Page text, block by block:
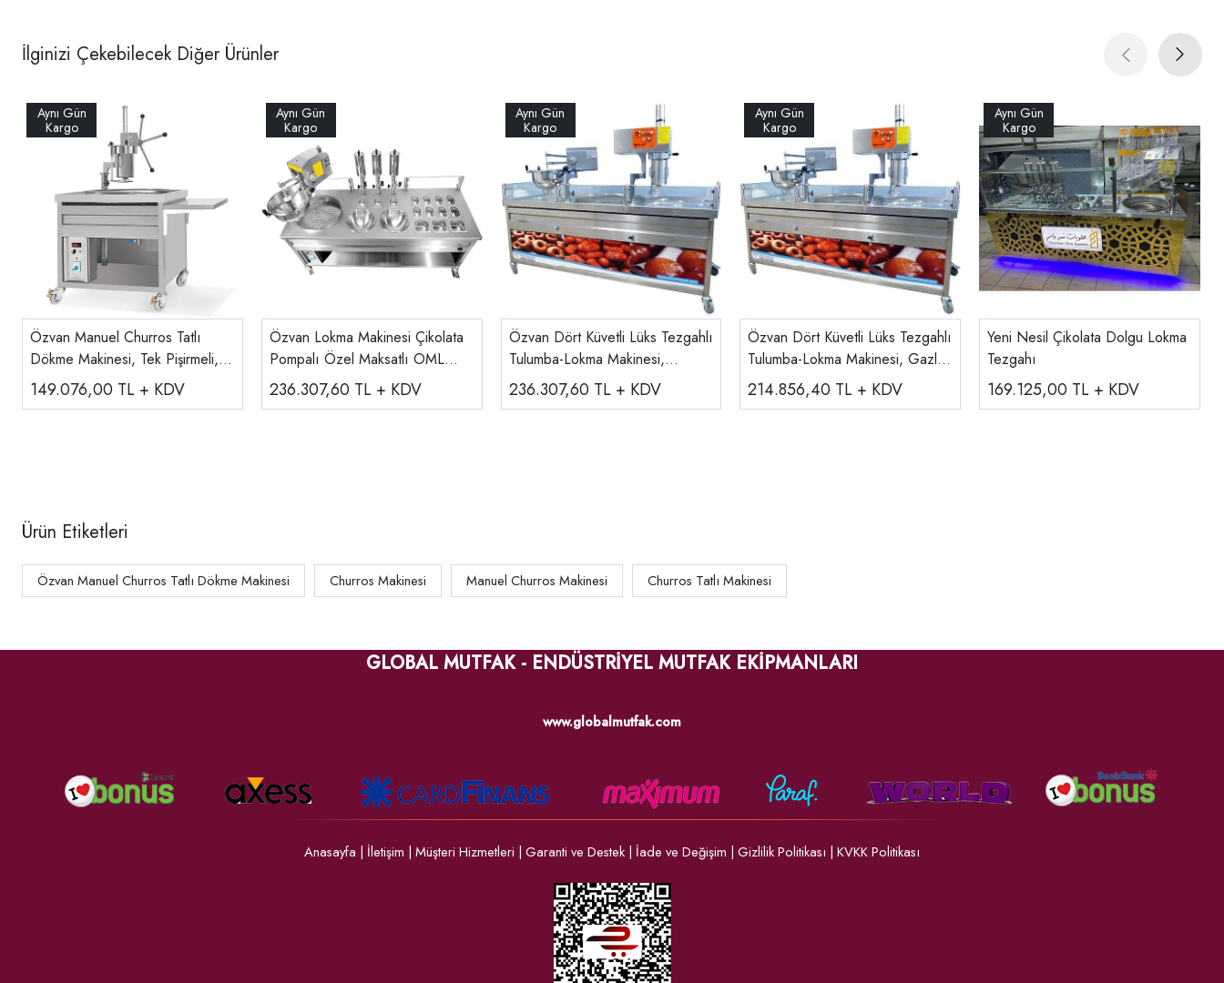
İlginizi Çekebilecek Diğer Ürünler
Özvan Manuel Churros Tatlı
Dökme Makinesi, Tek Pişirmeli,
MCM-20
149.076,00 TL + KDV
Özvan Lokma Makinesi Çikolata
Pompalı Özel Maksatlı OML
200
236.307,60 TL + KDV
Özvan Dört Küvetli Lüks Tezgahlı
Tulumba-Lokma Makinesi,
Elektrikli, TLM 20-12E
236.307,60 TL + KDV
Özvan Dört Küvetli Lüks Tezgahlı
Tulumba-Lokma Makinesi, Gazlı,
TLM 20-12G
214.856,40 TL + KDV
Yeni Nesil Çikolata Dolgu Lokma
Tezgahı
169.125,00 TL + KDV
Ürün Etiketleri
Özvan Manuel Churros Tatlı Dökme Makinesi Churros Makinesi Manuel Churros Makinesi Churros Tatlı Makinesi
GLOBAL MUTFAK - ENDÜSTRİYEL MUTFAK EKİPMANLARI
www.globalmutfak.com
Anasayfa | İletişim | Müşteri Hizmetleri | Garanti ve Destek | İade ve Değişim | Gizlilik Politikası | KVKK Politikası